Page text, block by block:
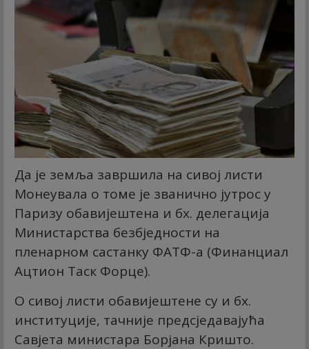
Да је земља завршила на сивој листи
Монеyвала о томе је званично јутрос у
Паризу обавијештена и бх. делегација
Министарства безбједности на
пленарном састанку ФАТФ-а (Финанциал
Ацтион Таск Форце).
О сивој листи обавијештене су и бх.
институције, тачније предсједавајућа
Савјета министара Борјана Кришто.